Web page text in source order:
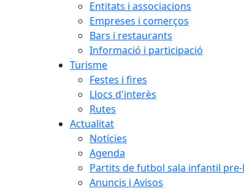
Entitats i associacions
Empreses i comerços
Bars i restaurants
Informació i participació
Turisme
Festes i fires
Llocs d'interès
Rutes
Actualitat
Notícies
Agenda
Partits de futbol sala infantil
Anuncis i Avisos